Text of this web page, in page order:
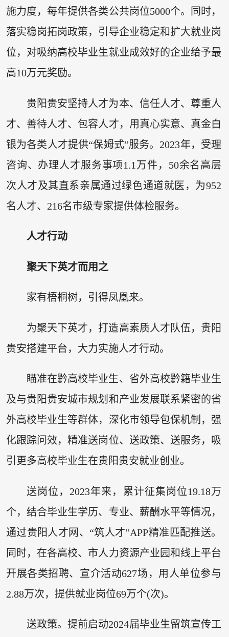
施力度，每年提供各类公共岗位5000个。同时，
落实稳岗拓岗政策，引导企业稳定和扩大就业岗
位，对吸纳高校毕业生就业成效好的企业给予最
高10万元奖励。
贵阳贵安坚持人才为本、信任人才、尊重人
才、善待人才、包容人才，用真心实意、真金白
银为各类人才提供“保姆式”服务。2023年，受理
咨询、办理人才服务事项1.1万件，50余名高层
次人才及其直系亲属通过绿色通道就医，为952
名人才、216名市级专家提供体检服务。
人才行动
聚天下英才而用之
家有梧桐树，引得凤凰来。
为聚天下英才，打造高素质人才队伍，贵阳
贵安搭建平台，大力实施人才行动。
瞄准在黔高校毕业生、省外高校黔籍毕业生
及与贵阳贵安城市规划和产业发展联系紧密的省
外高校毕业生等群体，深化市领导包保机制，强
化跟踪问效，精准送岗位、送政策、送服务，吸
引更多高校毕业生在贵阳贵安就业创业。
送岗位，2023年来，累计征集岗位19.18万
个，结合毕业生学历、专业、薪酬水平等情况，
通过贵阳人才网、“筑人才”APP精准匹配推送。
同时，在各高校、市人力资源产业园和线上平台
开展各类招聘、宣介活动627场，用人单位参与
2.88万次，提供就业岗位69万个(次)。
送政策。提前启动2024届毕业生留筑宣传工